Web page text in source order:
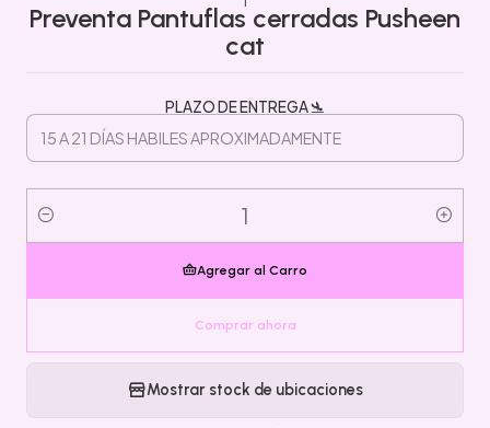
Preventa Pantuflas cerradas Pusheen
cat
PLAZO DE ENTREGA 🛬
Cantidad
Agregar al Carro
Comprar ahora
Mostrar stock de ubicaciones